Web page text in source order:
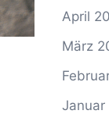
April
März
Januar